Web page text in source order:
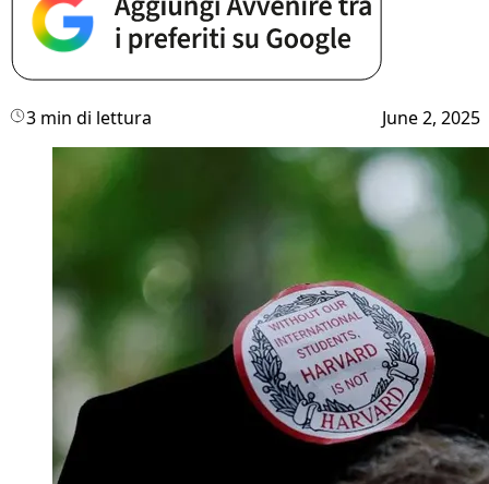
3 min di lettura June 2, 2025